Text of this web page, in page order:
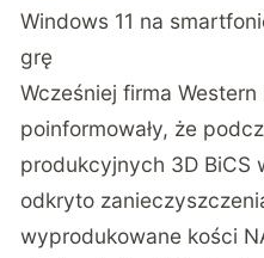
Windows 11 na
grę
Wcześniej firma
poinformowały, że
produkcyjnych 3D BiCS
odkryto
wyprodukowane kości